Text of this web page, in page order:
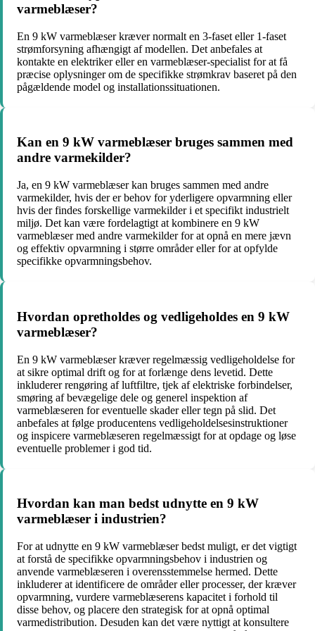
varmeblæser?
En 9 kW varmeblæser kræver normalt en 3-faset eller 1-faset
strømforsyning afhængigt af modellen. Det anbefales at
kontakte en elektriker eller en varmeblæser-specialist for at få
præcise oplysninger om de specifikke strømkrav baseret på den
pågældende model og installationssituationen.
Kan en 9 kW varmeblæser bruges sammen med
andre varmekilder?
Ja, en 9 kW varmeblæser kan bruges sammen med andre
varmekilder, hvis der er behov for yderligere opvarmning eller
hvis der findes forskellige varmekilder i et specifikt industrielt
miljø. Det kan være fordelagtigt at kombinere en 9 kW
varmeblæser med andre varmekilder for at opnå en mere jævn
og effektiv opvarmning i større områder eller for at opfylde
specifikke opvarmningsbehov.
Hvordan opretholdes og vedligeholdes en 9 kW
varmeblæser?
En 9 kW varmeblæser kræver regelmæssig vedligeholdelse for
at sikre optimal drift og for at forlænge dens levetid. Dette
inkluderer rengøring af luftfiltre, tjek af elektriske forbindelser,
smøring af bevægelige dele og generel inspektion af
varmeblæseren for eventuelle skader eller tegn på slid. Det
anbefales at følge producentens vedligeholdelsesinstruktioner
og inspicere varmeblæseren regelmæssigt for at opdage og løse
eventuelle problemer i god tid.
Hvordan kan man bedst udnytte en 9 kW
varmeblæser i industrien?
For at udnytte en 9 kW varmeblæser bedst muligt, er det vigtigt
at forstå de specifikke opvarmningsbehov i industrien og
anvende varmeblæseren i overensstemmelse hermed. Dette
inkluderer at identificere de områder eller processer, der kræver
opvarmning, vurdere varmeblæserens kapacitet i forhold til
disse behov, og placere den strategisk for at opnå optimal
varmedistribution. Desuden kan det være nyttigt at konsultere